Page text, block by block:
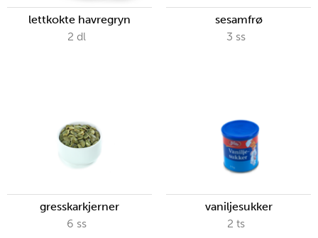
lettkokte havregryn
2 dl
sesamfrø
3 ss
gresskarkjerner
6 ss
vaniljesukker
2 ts